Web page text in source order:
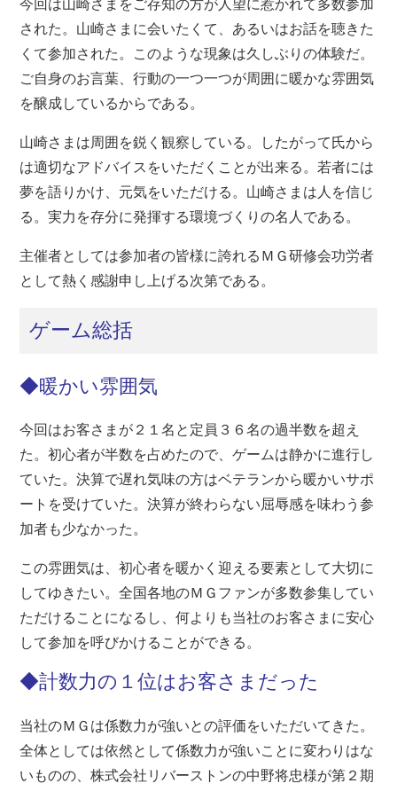
今回は山崎さまをご存知の方が人望に惹かれて多数参加
された。山崎さまに会いたくて、あるいはお話を聴きた
くて参加された。このような現象は久しぶりの体験だ。
ご自身のお言葉、行動の一つ一つが周囲に暖かな雰囲気
を醸成しているからである。
山崎さまは周囲を鋭く観察している。したがって氏から
は適切なアドバイスをいただくことが出来る。若者には
夢を語りかけ、元気をいただける。山崎さまは人を信じ
る。実力を存分に発揮する環境づくりの名人である。
主催者としては参加者の皆様に誇れるＭＧ研修会功労者
として熱く感謝申し上げる次第である。
ゲーム総括
◆暖かい雰囲気
今回はお客さまが２１名と定員３６名の過半数を超え
た。初心者が半数を占めたので、ゲームは静かに進行し
ていた。決算で遅れ気味の方はベテランから暖かいサポ
ートを受けていた。決算が終わらない屈辱感を味わう参
加者も少なかった。
この雰囲気は、初心者を暖かく迎える要素として大切に
してゆきたい。全国各地のＭＧファンが多数参集してい
ただけることになるし、何よりも当社のお客さまに安心
して参加を呼びかけることができる。
◆計数力の１位はお客さまだった
当社のＭＧは係数力が強いとの評価をいただいてきた。
全体としては依然として係数力が強いことに変わりはな
いものの、株式会社リバーストンの中野将忠様が第２期